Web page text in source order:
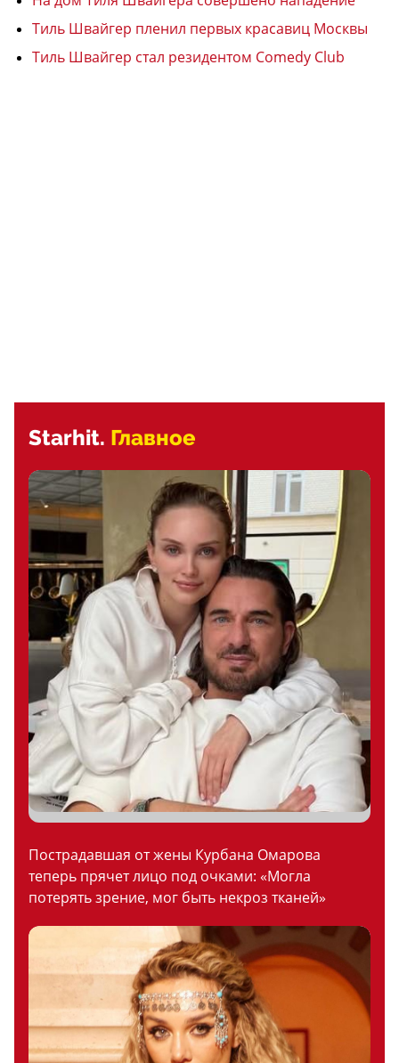
Тиль Швайгер пленил первых красавиц Москвы
Тиль Швайгер стал резидентом Comedy Club
Starhit. Главное
Пострадавшая от жены Курбана Омарова
теперь прячет лицо под очками: «Могла
потерять зрение, мог быть некроз тканей»